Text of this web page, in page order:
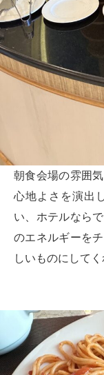
朝食会場の雰囲
心地よさを演出
い、ホテルなら
のエネルギーを
しいものにしてく